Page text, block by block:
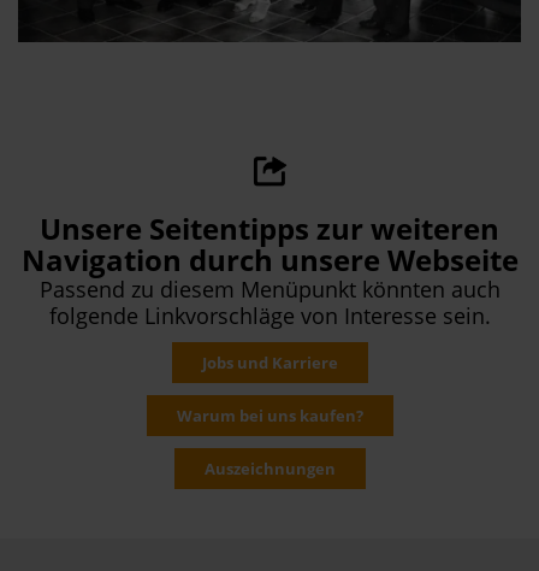
Unsere Seitentipps zur weiteren
Navigation durch unsere Webseite
Passend zu diesem Menüpunkt könnten auch
folgende Linkvorschläge von Interesse sein.
Jobs und Karriere
Warum bei uns kaufen?
Auszeichnungen